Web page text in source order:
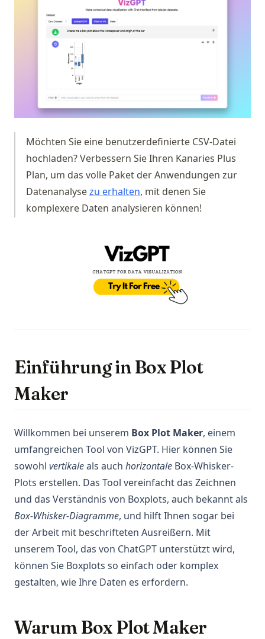
Möchten Sie eine benutzerdefinierte CSV-Datei
hochladen? Verbessern Sie Ihren Kanaries Plus
Plan, um das volle Paket der Anwendungen zur
Datenanalysezu erhalten(opens in a new tab)
, mit denen Sie
komplexere Daten analysieren können!
Einführung in Box Plot
Maker
Willkommen bei unserem Box Plot Maker, einem
umfangreichen Tool von VizGPT. Hier können Sie
sowohl vertikaleals auch horizontale Box-Whisker-
Plots erstellen. Das Tool vereinfacht das Zeichnen
und das Verständnis von Boxplots, auch bekannt als
Box-Whisker-Diagramme, und hilft Ihnen sogar bei
der Arbeit mit beschrifteten Ausreißern. Mit
unserem Tool, das von ChatGPT unterstützt wird,
können Sie Boxplots so einfach oder komplex
gestalten, wie Ihre Daten es erfordern.
Warum Box Plot Maker